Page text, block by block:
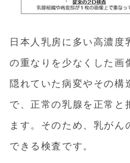
日本人乳房に多い高濃度
の重なりを少なくした画
隠れていた病変やその構
で、正常の乳腺を正常と
ます。そのため、乳が
できる検査です。